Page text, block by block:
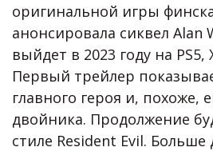
оригинальной игры
анонсировала сиквел Alan
выйдет в 2023 году на PS5,
Первый трейлер
главного героя и, похоже,
двойника. Продолжение
стиле Resident Evil. Больше